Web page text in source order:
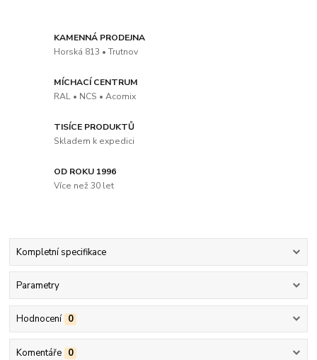
KAMENNÁ PRODEJNA
Horská 813 • Trutnov
MÍCHACÍ CENTRUM
RAL • NCS • Acomix
TISÍCE PRODUKTŮ
Skladem k expedici
OD ROKU 1996
Více než 30 let
Kompletní specifikace
Parametry
Hodnocení 0
Komentáře 0